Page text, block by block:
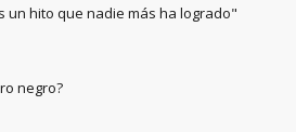
un hito que nadie más ha logrado"
negro?